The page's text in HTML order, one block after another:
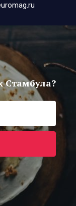
Стамбула?